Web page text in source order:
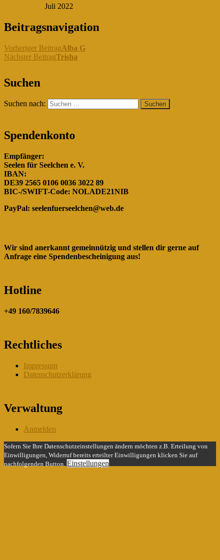
Juli 2022
Beitragsnavigation
Vorheriger BeitragAlba G
Nächster BeitragTrisha
"Gemeinsam für die Hunde in
Rumänien!"
Suchen
Suchen nach:
Spendenkonto
Empfänger:
Seelen für Seelchen e. V.
IBAN:
DE39 2565 0106 0036 3022 89
BIC-/SWIFT-Code: NOLADE21NIB
PayPal: seelenfuerseelchen@web.de
Wir sind anerkannt gemeinnützig und stellen dir gerne auf
Anfrage eine Spendenbescheinigung aus!
Hotline
+49 160/7839646
Rechtliches
Impressum
Datenschutzerklärung
Verwaltung
Anmelden
Sofern Sie Ihre Datenschutzeinstellungen ändern möchten z.B. Erteilung von
Einwilligungen, Widerruf bereits erteilter Einwilligungen klicken Sie auf
nachfolgenden Button. Einstellungen